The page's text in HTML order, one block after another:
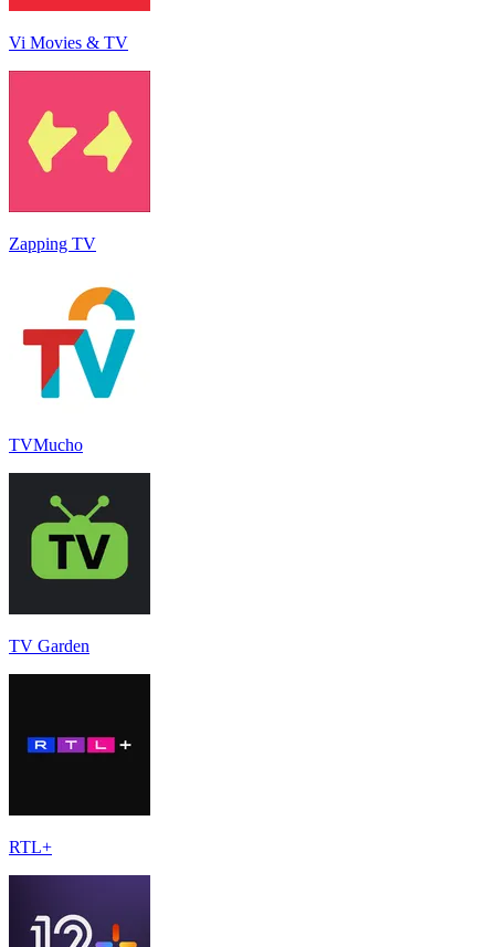
Vi Movies & TV
Zapping TV
TVMucho
TV Garden
RTL+